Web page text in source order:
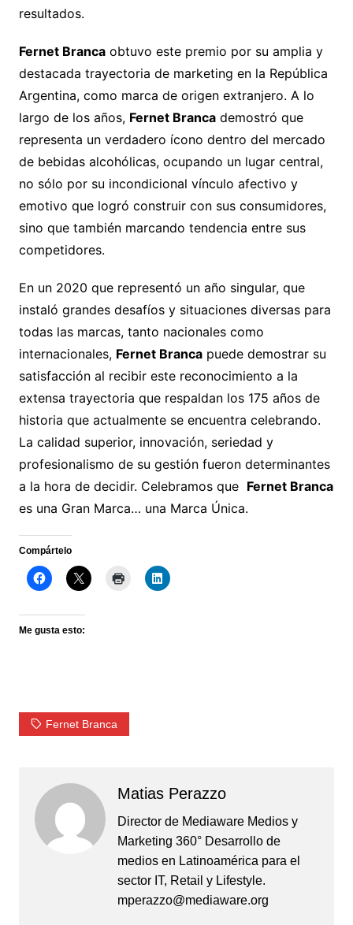
resultados.
Fernet Brancaobtuvo este premio por su amplia y
destacada trayectoria de marketing en la República
Argentina, como marca de origen extranjero. A lo
largo de los años, Fernet Brancademostró que
representa un verdadero ícono dentro del mercado
de bebidas alcohólicas, ocupando un lugar central,
no sólo por su incondicional vínculo afectivo y
emotivo que logró construir con sus consumidores,
sino que también marcando tendencia entre sus
competidores.
En un 2020 que representó un año singular, que
instaló grandes desafíos y situaciones diversas para
todas las marcas, tanto nacionales como
internacionales, Fernet Brancapuede demostrar su
satisfacción al recibir este reconocimiento a la
extensa trayectoria que respaldan los 175 años de
historia que actualmente se encuentra celebrando.
La calidad superior, innovación, seriedad y
profesionalismo de su gestión fueron determinantes
a la hora de decidir. Celebramos que Fernet Branca
es una Gran Marca… una Marca Única.
Compártelo
Me gusta esto:
Fernet Branca
Matias Perazzo
Director de Mediaware Medios y
Marketing 360° Desarrollo de
medios en Latinoamérica para el
sector IT, Retail y Lifestyle.
mperazzo@mediaware.org